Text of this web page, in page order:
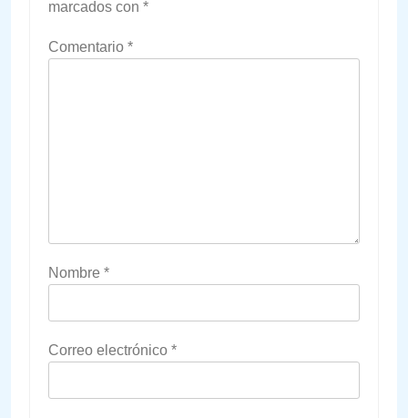
marcados con *
Comentario *
Nombre *
Correo electrónico *